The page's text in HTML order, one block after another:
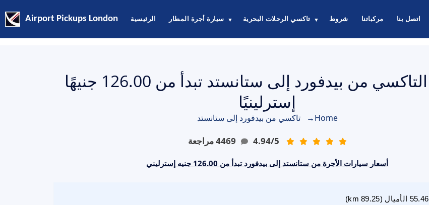
Airport Pickups London الرئيسية سيارة أجرة المطار ▼ تاكسي الرحلات البحرية ▼ شروط مركباتنا اتصل بنا
أسعار التاكسي من بيدفورد إلى ستانستد تبدأ من 126.00 جنيهًا
إسترلينيًا
Home
→ تاكسي من بيدفورد إلى ستانستد
4.94/5
4469مراجعة
أسعار سيارات الأجرة من ستانستد إلى بيدفورد تبدأ من 126.00 جنيه إسترليني
55.46 الأميال (
89.25
km)